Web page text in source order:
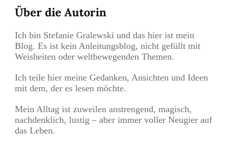
Über die Autorin
Ich bin Stefanie Gralewski und das hier ist mein
Blog. Es ist kein Anleitungsblog, nicht gefüllt mit
Weisheiten oder weltbewegenden Themen.
Ich teile hier meine Gedanken, Ansichten und Ideen
mit dem, der es lesen möchte.
Mein Alltag ist zuweilen anstrengend, magisch,
nachdenklich, lustig – aber immer voller Neugier auf
das Leben.